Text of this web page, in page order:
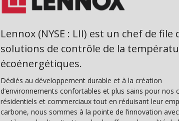
Lennox (NYSE : LII) est un chef de file
solutions de contrôle de la
écoénergétiques.
Dédiés au développement durable et à la création
d’environnements confortables et plus sains pour nos
résidentiels et commerciaux tout en réduisant leur
carbone, nous sommes à la pointe de l’innovation